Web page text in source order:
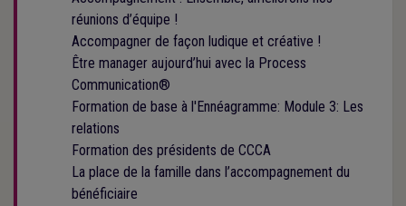
réunions d’équipe !
Accompagner de façon ludique et créative !
Être manager aujourd’hui avec la Process
Communication®
Formation de base à l'Ennéagramme: Module 3: Les
relations
Formation des présidents de CCCA
La place de la famille dans l’accompagnement du
bénéficiaire